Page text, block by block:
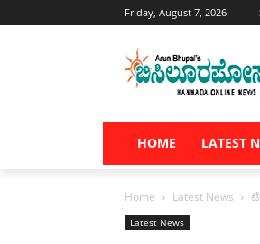
Friday, August 7, 2026
HOME LATEST
Home Latest News
Latest News